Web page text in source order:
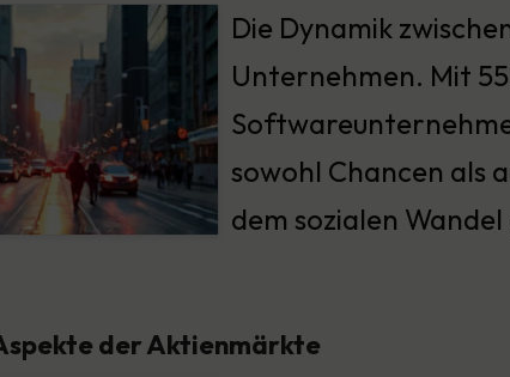
Die Dynamik
Unternehmen. Mit
sowohl Chancen als
dem sozialen
der Aktienmärkte